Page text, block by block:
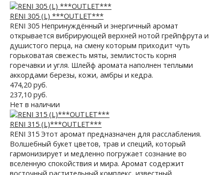
RENI 305 (L) ***OUTLET***
RENI 305 Непринуждённый и энергичный аромат
открывается вибрирующей верхней нотой грейпфрута и
душистого перца, на смену которым приходит чуть
горьковатая свежесть мяты, землистость корня
горечавки и угля. Шлейф аромата наполнен теплыми
аккордами березы, кожи, амбры и кедра.
474,20 руб.
237,10 руб.
Нет в наличии
RENI 315 (L)***OUTLET***
RENI 315 Этот аромат предназначен для расслабления.
Волшебный букет цветов, трав и специй, который
гармонизирует и медленно погружает сознание во
вселенную спокойствия и мира. Аромат содержит